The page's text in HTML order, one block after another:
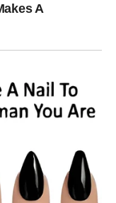
ostaje iza vas.
bolje
koja bi vam
sumnjati u